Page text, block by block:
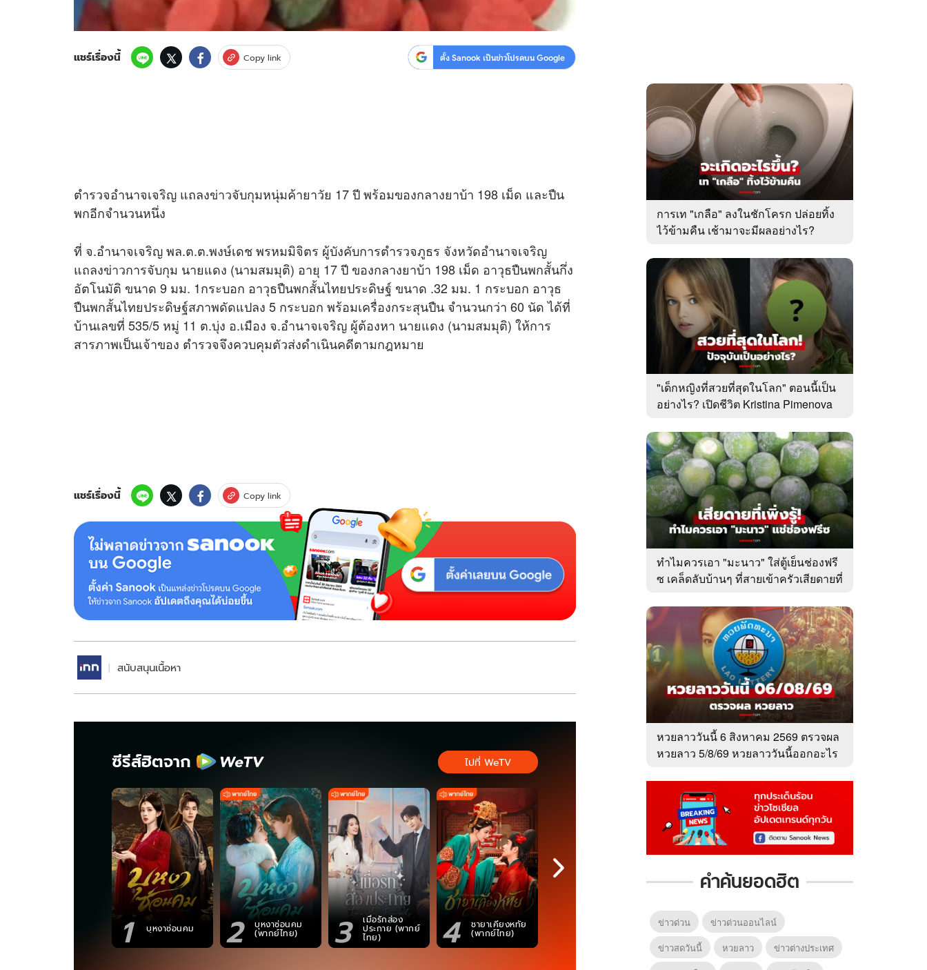
แชร์เรื่องนี้ Copy link ตั้ง Sanook เป็นข่าวโปรดบน Google
ตำรวจอำนาจเจริญ แถลงข่าวจับกุมหนุ่มค้ายาวัย 17 ปี พร้อมของกลางยาบ้า 198 เม็ด และปืน
พกอีกจำนวนหนึ่ง
ที่ จ.อำนาจเจริญ พล.ต.ต.พงษ์เดช พรหมมิจิตร ผู้บังคับการตำรวจภูธร จังหวัดอำนาจเจริญ
แถลงข่าวการจับกุม นายแดง (นามสมมุติ) อายุ 17 ปี ของกลางยาบ้า 198 เม็ด อาวุธปืนพกสั้นกึ่ง
อัตโนมัติ ขนาด 9 มม. 1กระบอก อาวุธปืนพกสั้นไทยประดิษฐ์ ขนาด .32 มม. 1 กระบอก อาวุธ
ปืนพกสั้นไทยประดิษฐ์สภาพดัดแปลง 5 กระบอก พร้อมเครื่องกระสุนปืน จำนวนกว่า 60 นัด ได้ที่
บ้านเลขที่ 535/5 หมู่ 11 ต.บุ่ง อ.เมือง จ.อำนาจเจริญ ผู้ต้องหา นายแดง (นามสมมุติ) ให้การ
สารภาพเป็นเจ้าของ ตำรวจจึงควบคุมตัวส่งดำเนินคดีตามกฎหมาย
แชร์เรื่องนี้ Copy link
สนับสนุนเนื้อหา
ซีรีส์ฮิตจาก
1 บุหงาซ่อนคม 2 บุหงาซ่อนคม
(พากย์ไทย) 3 เมื่อรักส่อง
ประกาย (พากย์
ไทย) 4 ชายาเคียงหทัย
(พากย์ไทย) 5 6 หากวินาทีนั้นไม่
พบเธอ 7 ไทย)
ไปที่ WeTV
การเท "เกลือ" ลงในชักโครก ปล่อยทิ้ง
ไว้ข้ามคืน เช้ามาจะมีผลอย่างไร?
"เด็กหญิงที่สวยที่สุดในโลก" ตอนนี้เป็น
อย่างไร? เปิดชีวิต Kristina Pimenova
ทำไมควรเอา "มะนาว" ใส่ตู้เย็นช่องฟรี
ซ เคล็ดลับบ้านๆ ที่สายเข้าครัวเสียดายที่
หวยลาววันนี้ 6 สิงหาคม 2569 ตรวจผล
หวยลาว 5/8/69 หวยลาววันนี้ออกอะไร
คำค้นยอดฮิต
ข่าวด่วน
ข่าวด่วนออนไลน์
ข่าวสดวันนี้
หวยลาว
ข่าวต่างประเทศ